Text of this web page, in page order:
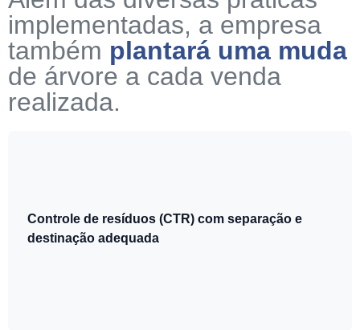
implementadas, a empresa
também plantará uma muda
de árvore a cada venda
realizada.
Controle de resíduos (CTR) com separação e
destinação adequada